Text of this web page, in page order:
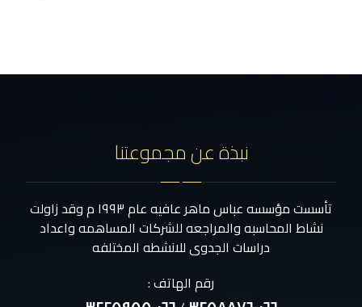
نبذة عن مجموعتنا
تأسست مؤسسه عباس ماهر عافيه عام ١٩٩٣ م وقد زاولت
نشاط المحاسبه والمراجعه للشركات المساهمه واعداد
دراسات الجدوى للانشطه المختلفه
رقم الهاتف :